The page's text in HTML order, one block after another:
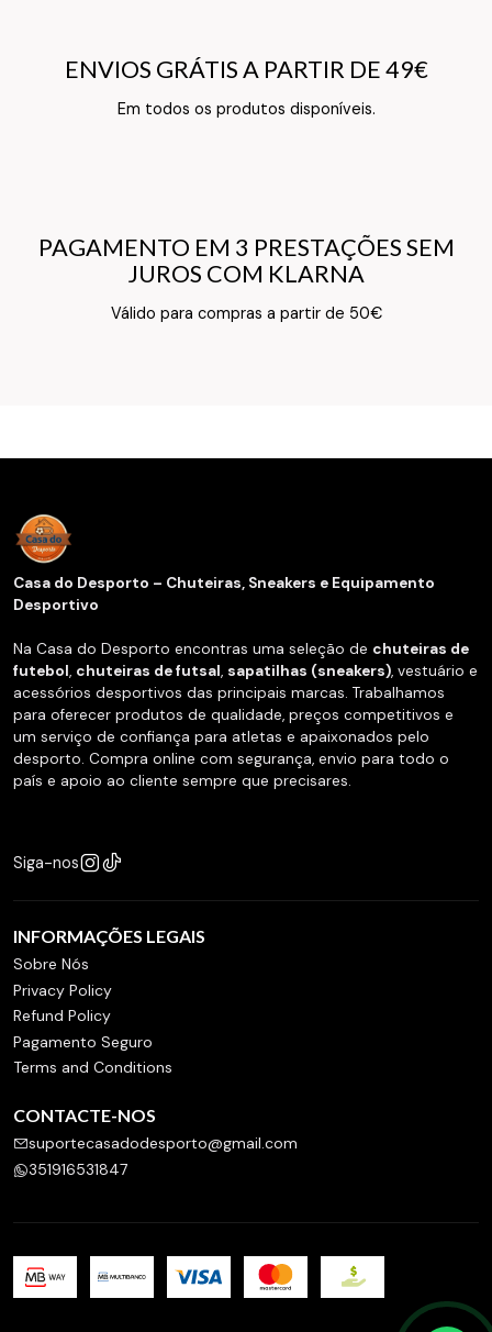
ENVIOS GRÁTIS A PARTIR DE 49€
Em todos os produtos disponíveis.
ENVIOS GRÁTIS A PARTIR DE 49€
Texto do Verso do Cartão de Informação
PAGAMENTO EM 3 PRESTAÇÕES SEM
JUROS COM KLARNA
Válido para compras a partir de 50€
PAGAMENTO EM 3 PRESTAÇÕES SEM
JUROS COM KLARNA
Texto do Verso do Cartão de Informação
Casa do Desporto – Chuteiras, Sneakers e Equipamento
Desportivo
Na Casa do Desporto encontras uma seleção de chuteiras de
futebol, chuteiras de futsal, sapatilhas (sneakers), vestuário e
acessórios desportivos das principais marcas. Trabalhamos
para oferecer produtos de qualidade, preços competitivos e
um serviço de confiança para atletas e apaixonados pelo
desporto. Compra online com segurança, envio para todo o
país e apoio ao cliente sempre que precisares.
Siga-nos
INFORMAÇÕES LEGAIS
Sobre Nós
Privacy Policy
Refund Policy
Pagamento Seguro
Terms and Conditions
CONTACTE-NOS
suportecasadodesporto@gmail.com
351916531847